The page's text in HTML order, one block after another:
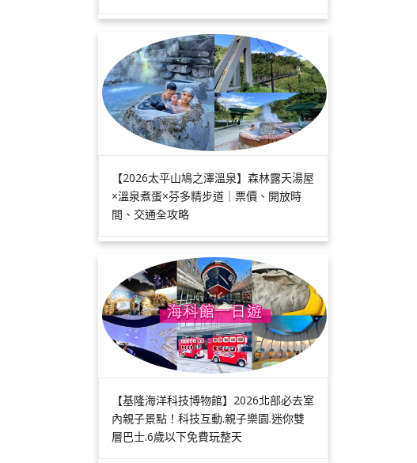
【2026太平山鳩之澤溫泉】森林露天湯屋
×溫泉煮蛋×芬多精步道｜票價、開放時
間、交通全攻略
【基隆海洋科技博物館】2026北部必去室
內親子景點！科技互動.親子樂園.迷你雙
層巴士.6歲以下免費玩整天